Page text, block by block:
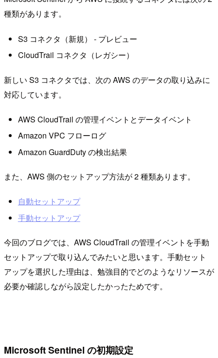
種類があります。
S3 コネクタ（新規） - プレビュー
CloudTrail コネクタ（レガシー）
新しい S3 コネクタでは、次の AWS のデータの取り込みに
対応しています。
AWS CloudTrail の管理イベントとデータイベント
Amazon VPC フローログ
Amazon GuardDuty の検出結果
また、AWS 側のセットアップ方法が 2 種類あります。
自動セットアップ
手動セットアップ
今回のブログでは、AWS CloudTrail の管理イベントを手動
セットアップで取り込んでみたいと思います。手動セット
アップを選択した理由は、勉強目的でどのようなリソースが
必要か確認しながら設定したかったためです。
Microsoft Sentinel の初期設定